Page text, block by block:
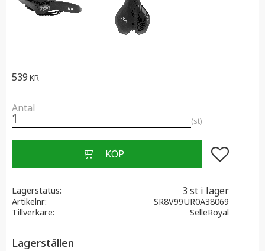
539 KR
Antal
st
Lägg till i
Lagerstatus 3 st i lager
Artikelnr
SR8V99UR0A38069
Tillverkare
SelleRoyal
Lagerställen